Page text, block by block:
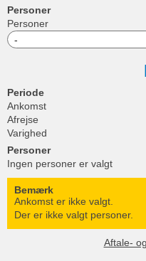
Personer
Personer
Periode
Ankomst
Afrejse
Varighed
Personer
Ingen personer er valgt
Bemærk
Ankomst er ikke valgt.
Der er ikke valgt personer.
Aftale-